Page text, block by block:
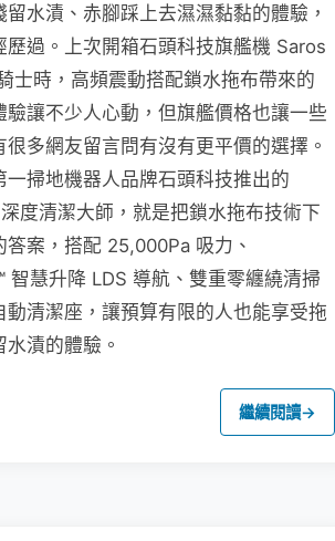
水漬、赤腳踩上去濕濕黏黏的體驗，
歷過。上次開箱石頭科技旗艦機 Saros
士時，高頻震動搭配鎖水拖布帶來的
驗讓不少人心動，但旗艦價格也讓一些
很多網友留言問有沒有更平價的選擇。
一掃地機器人品牌石頭科技推出的
度清潔大師，就是把鎖水拖布技術下
案，搭配 25,000Pa 吸力、
智慧升降 LDS 導航、雙重零纏繞清掃
動清潔座，讓預算有限的人也能享受拖
漬的體驗。
繼續閱讀→